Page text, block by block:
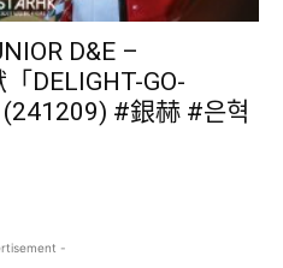
D&E –
DELIGHT-GO-
#銀赫 #은혁
-